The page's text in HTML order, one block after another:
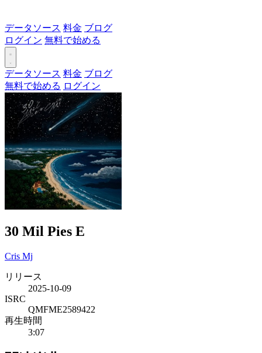
データソース 料金 ブログ
ログイン 無料で始める
データソース 料金 ブログ
無料で始める ログイン
30 Mil Pies E
Cris Mj
リリース
2025-10-09
ISRC
QMFME2589422
再生時間
3:07